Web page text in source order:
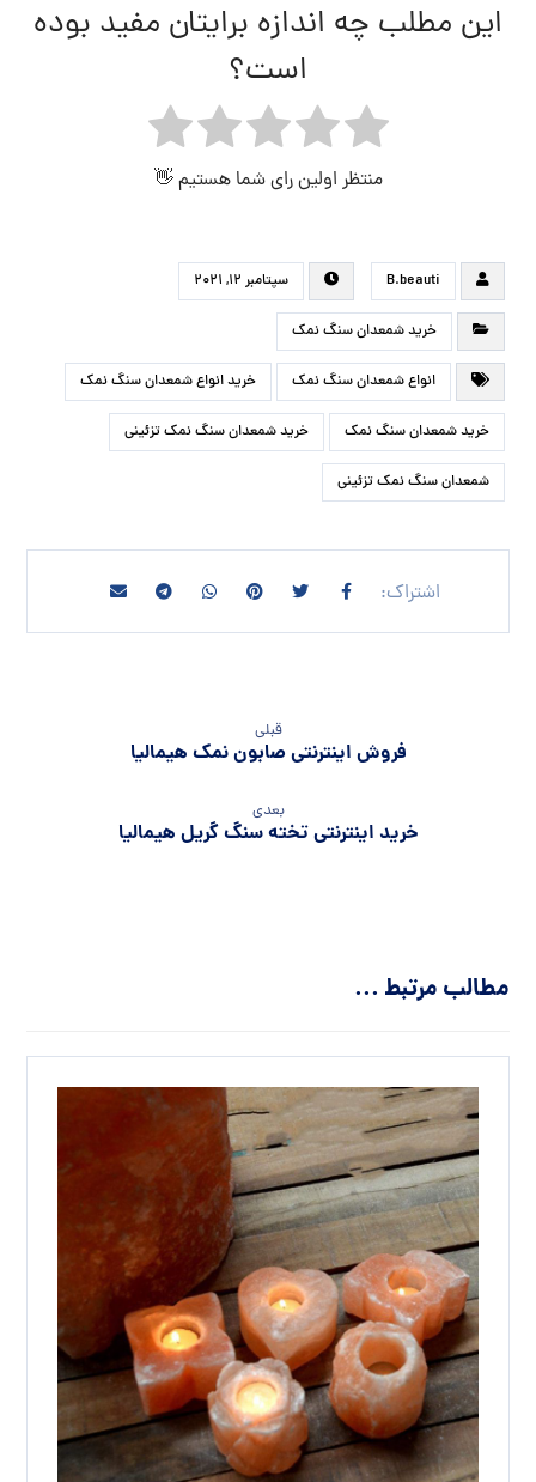
این مطلب چه اندازه برایتان مفید بوده
است؟
منتظر اولین رای شما هستیم 👋
B.beauti سپتامبر ۱۲, ۲۰۲۱
خرید شمعدان سنگ نمک
انواع شمعدان سنگ نمک خرید انواع شمعدان سنگ نمک
خرید شمعدان سنگ نمک خرید شمعدان سنگ نمک تزئینی
شمعدان سنگ نمک تزئینی
قبلی
فروش اینترنتی صابون نمک هیمالیا
بعدی
خرید اینترنتی تخته سنگ گریل هیمالیا
مطالب مرتبط ...